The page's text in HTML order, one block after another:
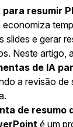
resumir
slides e gerar
Neste artigo,
de IA
a revisão de
de resumo
é um